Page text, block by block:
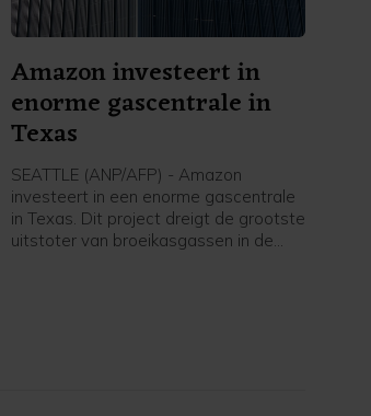
Amazon investeert in
enorme gascentrale in
Texas
SEATTLE (ANP/AFP) - Amazon
investeert in een enorme gascentrale
in Texas. Dit project dreigt de grootste
uitstoter van broeikasgassen in de